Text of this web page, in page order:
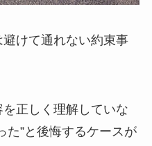
避けて通れない約束事
正しく理解していな
た”と後悔するケースが